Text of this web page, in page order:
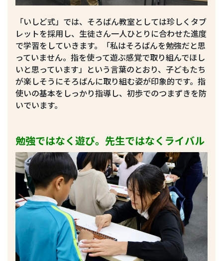
「いしど式」では、そろばん教室としては珍しくタブ
レットを採用し、生徒さん一人ひとりに合わせた進度
で学習をしていきます。「私はそろばんを勉強だと思
っていません。指を使って遊ぶ感覚で取り組んでほし
いと思っています」という言葉のとおり、子どもたち
が楽しそうにそろばんに取り組む姿が印象的です。指
使いの基本をしっかり指導し、初歩でのつまずきを防
いでいます。
勉強ではなく遊び。先生ではなくライバル